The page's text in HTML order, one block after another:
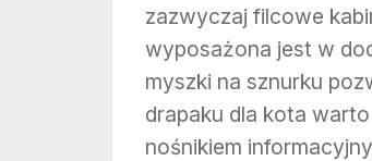
zazwyczaj filcowe
wyposażona jest w
myszki na sznurku
drapaku dla kota
nośnikiem